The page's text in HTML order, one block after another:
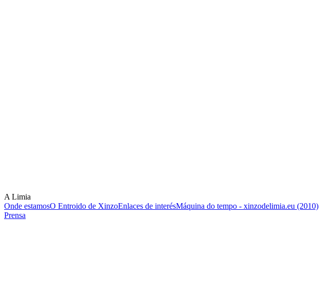
A Limia
Onde estamosO Entroido de XinzoEnlaces de interésMáquina do tempo - xinzodelimia.eu (2010)
Prensa